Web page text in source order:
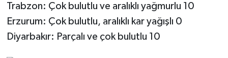
Trabzon: Çok bulutlu ve aralıklı yağmurlu 10
Erzurum: Çok bulutlu, aralıklı kar yağışlı 0
Diyarbakır: Parçalı ve çok bulutlu 10